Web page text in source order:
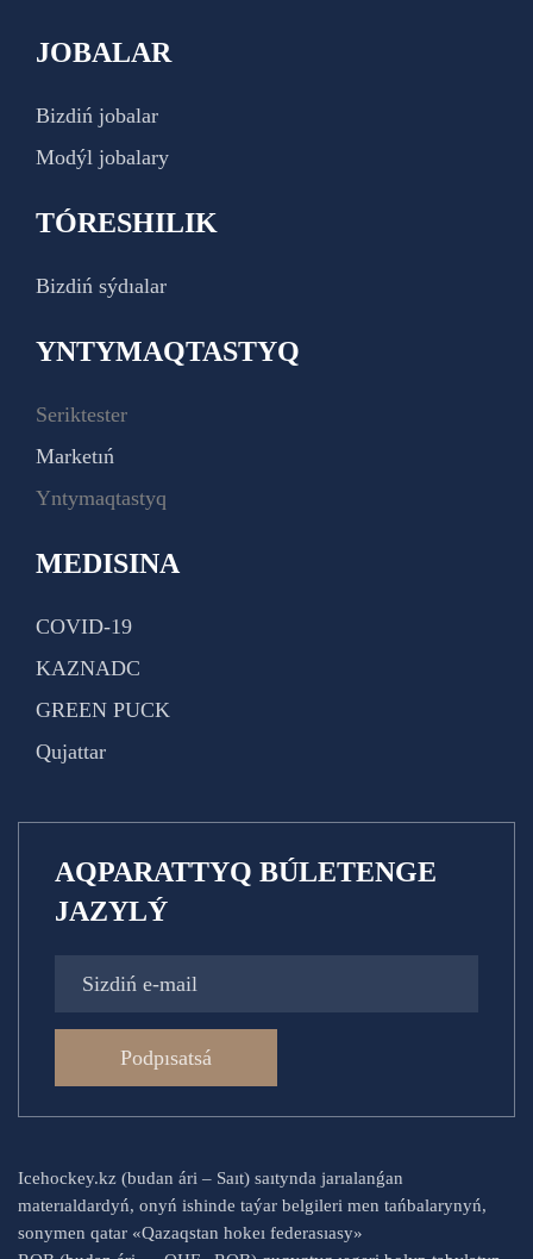
JOBALAR
Bizdiń jobalar
Modýl jobalary
TÓRESHILIK
Bizdiń sýdıalar
YNTYMAQTASTYQ
Seriktester
Marketıń
Yntymaqtastyq
MEDISINA
COVID-19
KAZNADC
GREEN PUCK
Qujattar
AQPARATTYQ BÚLETENGE
JAZYLÝ
Podpısatsá
Icehockey.kz (budan ári – Saıt) saıtynda jarıalanǵan
materıaldardyń, onyń ishinde taýar belgileri men tańbalarynyń,
sonymen qatar «Qazaqstan hokeı federasıasy»